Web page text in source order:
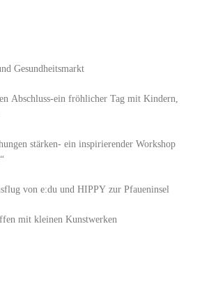
Gesundheitsmarkt
Abschluss-ein fröhlicher Tag mit Kindern,
stärken- ein inspirierender Workshop
von e:du und HIPPY zur Pfaueninsel
mit kleinen Kunstwerken